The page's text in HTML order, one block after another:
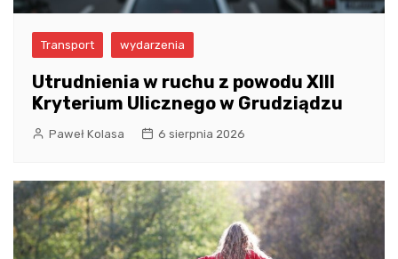
Transport wydarzenia
Utrudnienia w ruchu z powodu XIII
Kryterium Ulicznego w Grudziądzu
Paweł Kolasa 6 sierpnia 2026